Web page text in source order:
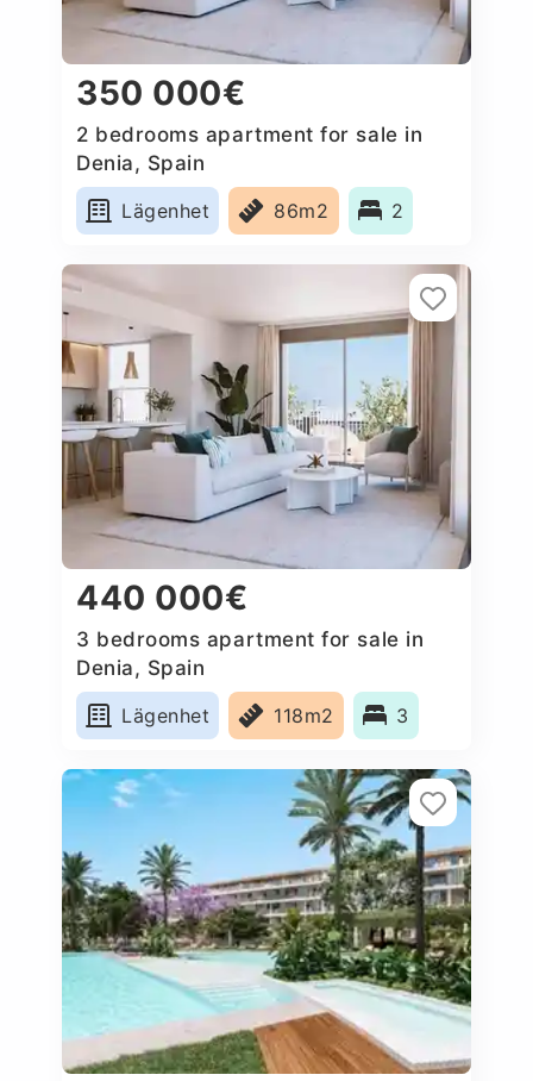
350 000€
2 bedrooms apartment for sale in
Denia, Spain
Lägenhet
86m2 2
440 000€
3 bedrooms apartment for sale in
Denia, Spain
Lägenhet
118m2 3